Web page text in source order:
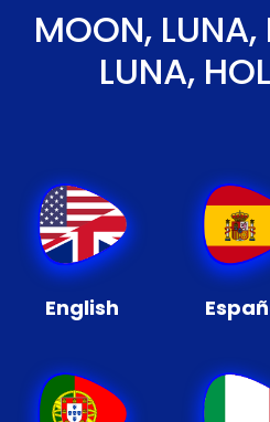
MOON,
LUNA,
English